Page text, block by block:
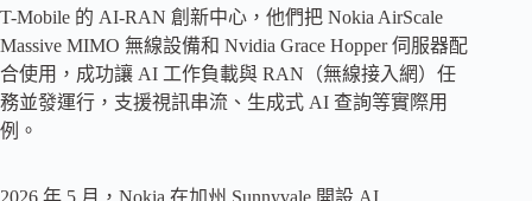
T-Mobile 的 AI-RAN 創新中心，他們把 Nokia AirScale
Massive MIMO 無線設備和 Nvidia Grace Hopper 伺服器配
合使用，成功讓 AI 工作負載與 RAN（無線接入網）任
務並發運行，支援視訊串流、生成式 AI 查詢等實際用
例。
2026 年 5 月，Nokia 在加州 Sunnyvale 開設 AI